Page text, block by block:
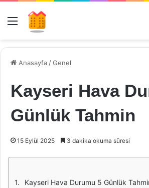
Menü
Anasayfa /Genel
Kayseri Hava
Günlük Tahmin
15 Eylül 2025 3 dakika okuma süresi
Kayseri Hava Durumu 5 Günlük